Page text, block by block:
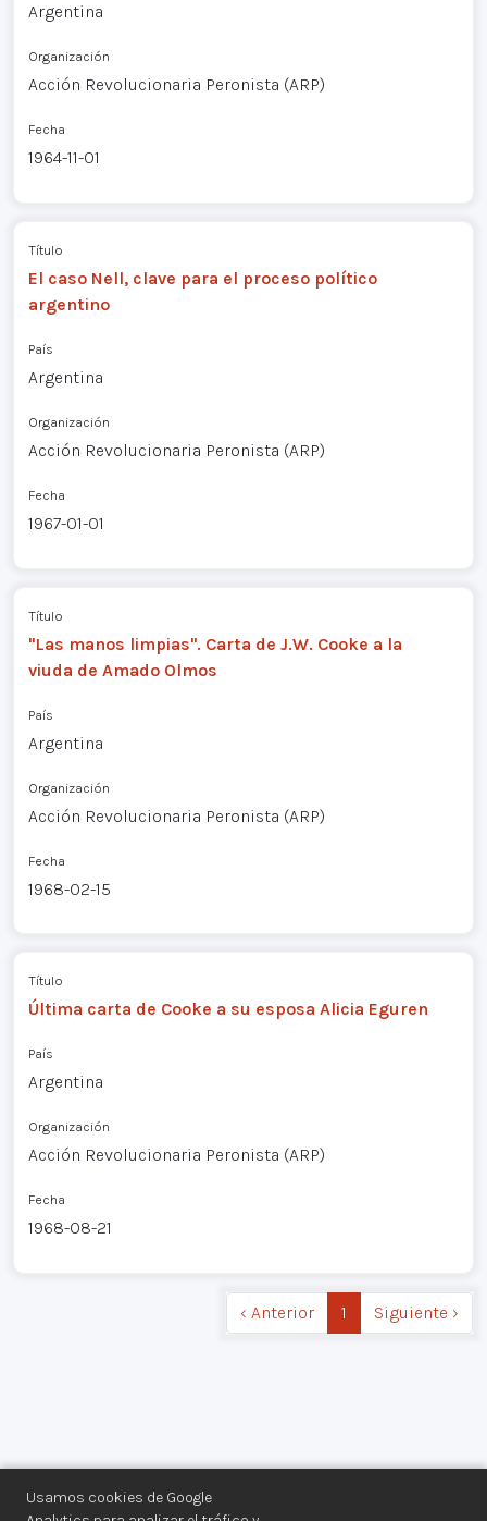
Usamos cookies de Google
Argentina
Organización
Acción Revolucionaria Peronista (ARP)
Fecha
1964-11-01
Título
El caso Nell, clave para el proceso político
argentino
País
Argentina
Organización
Acción Revolucionaria Peronista (ARP)
Fecha
1967-01-01
Título
"Las manos limpias". Carta de J.W. Cooke a la
viuda de Amado Olmos
País
Argentina
Organización
Acción Revolucionaria Peronista (ARP)
Fecha
1968-02-15
Título
Última carta de Cooke a su esposa Alicia Eguren
País
Argentina
Organización
Acción Revolucionaria Peronista (ARP)
Fecha
1968-08-21
‹ Anterior 1 Siguiente ›